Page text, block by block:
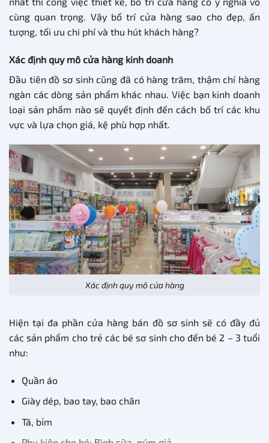
cùng quan trọng. Vậy bố trí cửa hàng sao cho đẹp, ấn
tượng, tối ưu chi phí và thu hút khách hàng?
Xác định quy mô cửa hàng kinh doanh
Đầu tiên đồ sơ sinh cũng đã có hàng trăm, thậm chí hàng
ngàn các dòng sản phẩm khác nhau. Việc bạn kinh doanh
loại sản phẩm nào sẽ quyết định đến cách bố trí các khu
vực và lựa chọn giá, kệ phù hợp nhất.
Xác định quy mô cửa hàng
Hiện tại đa phần cửa hàng bán đồ sơ sinh sẽ có đầy đủ
các sản phẩm cho trẻ các bé sơ sinh cho đến bé 2 – 3 tuổi
như:
Quần áo
Giày dép, bao tay, bao chân
Tã, bỉm